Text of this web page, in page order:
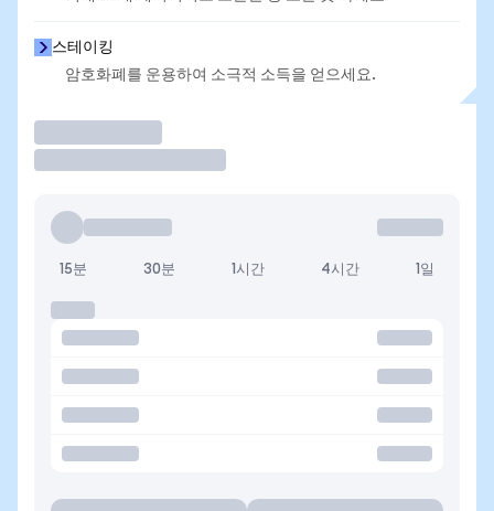
스테이킹
암호화폐를 운용하여 소극적 소득을 얻으세요.
15분 30분 1시간 4시간 1일